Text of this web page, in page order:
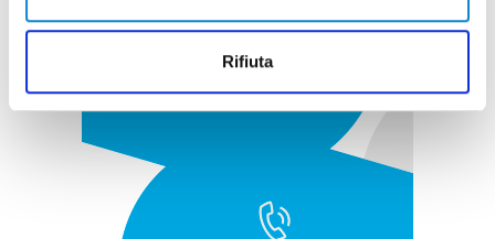
Rifiuta